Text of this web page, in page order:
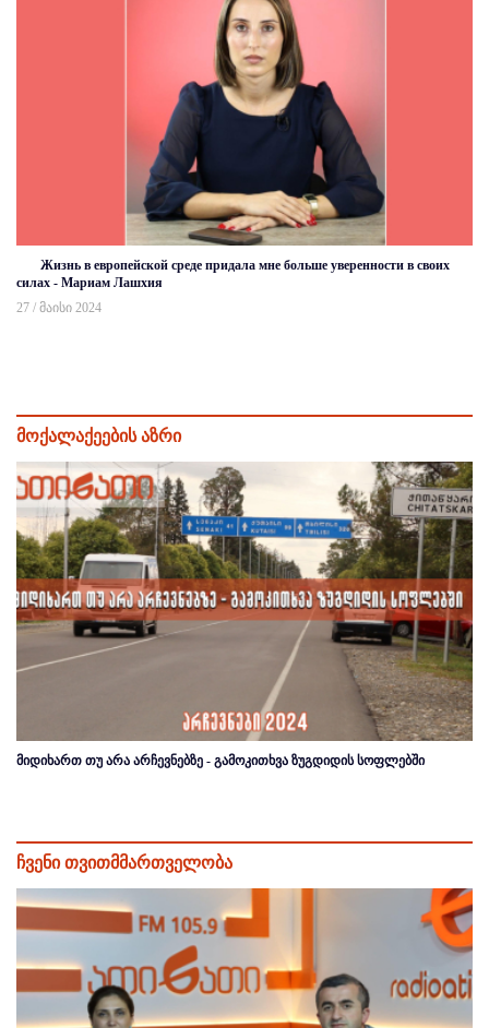
Жизнь в европейской среде придала мне больше уверенности в своих
силах - Мариам Лашхия
27 / მაისი 2024
მოქალაქეების აზრი
მიდიხართ თუ არა არჩევნებზე - გამოკითხვა ზუგდიდის სოფლებში
ჩვენი თვითმმართველობა